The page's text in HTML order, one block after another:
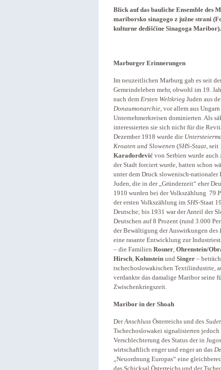
Blick auf das bauliche Ensemble des
mariborsko sinagogo z južne strani
kulturne dediščine Sinagoga Maribor).
Marburger Erinnerungen
Im neuzeitlichen Marburg gab es seit
Gemeindeleben mehr, obwohl im 19.
nach dem Ersten Weltkrieg Juden aus
Donaumonarchie, vor allem aus
Unternehmerkreisen dominierten. Als
interessierten sie sich nicht für die
Dezember 1918 wurde die
Kroaten und Slowenen (SHS-Staat, seit
Karađorđević von Serbien wurde
der Stadt forciert wurde, hatten schon
unter dem Druck slowenisch-nationaler
Juden, die in der „Gründerzeit“ eher
1910 wurden bei der Volkszählung 79
der ersten Volkszählung im SHS-Staat
Deutsche; bis 1931 war der Anteil der
Deutschen auf 8 Prozent (rund 3.000
der Bewältigung der Auswirkungen des
eine rasante Entwicklung zur
– die Familien Rosner, Ohrenstein/
Hirsch, Kohnstein und Singer –
tschechoslowakischen Textilindustrie,
verdankte das damalige Maribor seine
Zwischenkriegszeit.
Maribor in der Shoah
DerAnschluss Österreichs und des
Tschechoslowakei signalisierten
Verschlechterung des Status der in
wirtschaftlich enger und enger an das
„Neuordnung Europas“ eine
das Schicksal Österreichs und der